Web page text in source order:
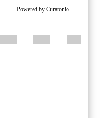
Powered by Curator.io